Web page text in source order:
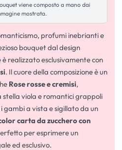
viene composto a mano dai
mostrata.
profumi inebrianti e
bouquet dal design
realizzato esclusivamente con
. Il cuore della composizione è un
Rose rosse e cremisi,
viola e romantici grappoli
gambi a vista e sigillato da un
carta da zucchero con
per esprimere un
ed esclusivo.